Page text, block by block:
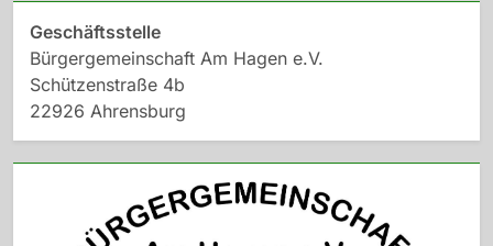
Geschäftsstelle
Bürgergemeinschaft Am Hagen e.V.
Schützenstraße 4b
22926 Ahrensburg